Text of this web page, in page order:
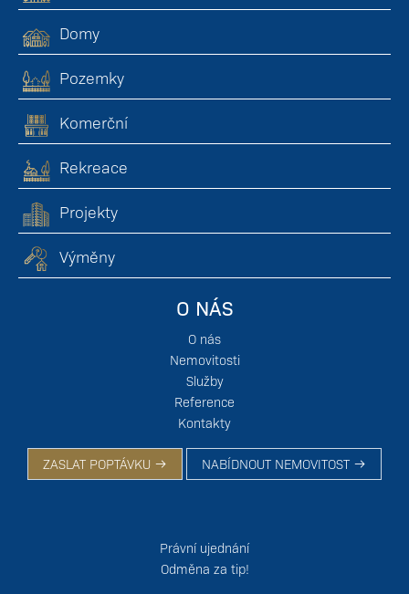
Domy
Pozemky
Komerční
Rekreace
Projekty
Výměny
O NÁS
O nás
Nemovitosti
Služby
Reference
Kontakty
ZASLAT POPTÁVKU NABÍDNOUT NEMOVITOST
Právní ujednání
Odměna za tip!